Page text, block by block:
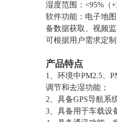
湿度范围：<95%（
软件功能：电子地
备数据获取
、视频
可根据用户需求定
产品特点
1 、环境中PM2.5、
调节和去湿功能；
2、具备GPS导航系
3、具备用于车载设